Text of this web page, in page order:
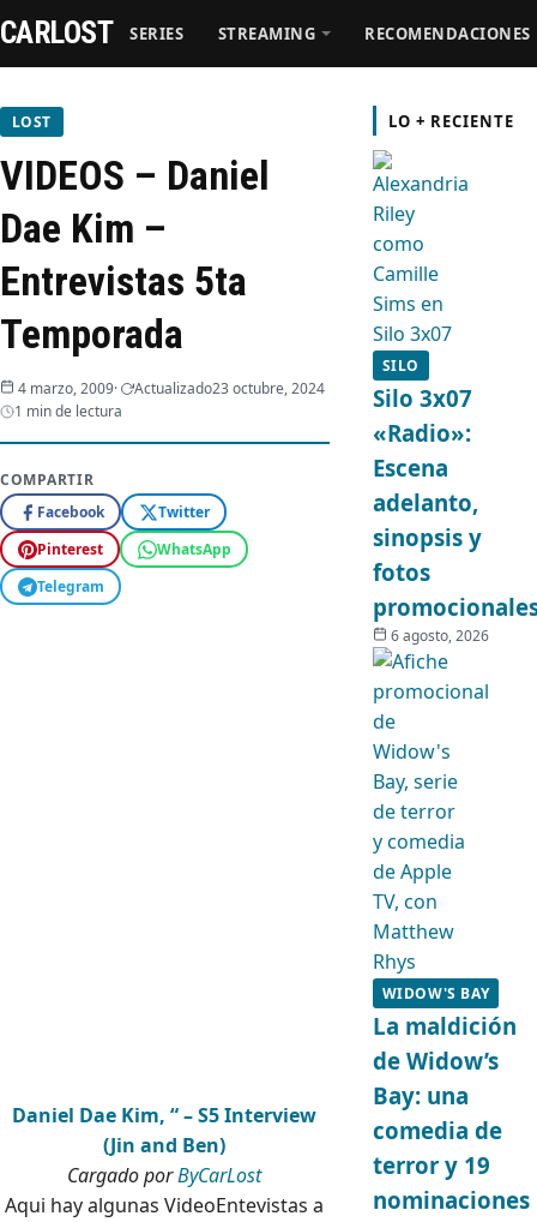
Series
Streaming
Recomendaciones
Webisodios
CARLOST SERIES STREAMING RECOMENDACIONES
LOST
VIDEOS – Daniel
Dae Kim –
Entrevistas 5ta
Temporada
4 marzo, 2009 Actualizado23 octubre, 2024
1 min de lectura
COMPARTIR
Facebook
Twitter
Pinterest
WhatsApp
Telegram
Daniel Dae Kim, “ – S5 Interview
(Jin and Ben)
Cargado porByCarLost
Aqui hay algunas VideoEntevistas a
LO + RECIENTE
SILO
Silo 3x07
«Radio»:
Escena
adelanto,
sinopsis y
fotos
6 agosto, 2026
WIDOW'S BAY
La maldición
de Widow’s
Bay: una
comedia de
terror y 19
nominaciones